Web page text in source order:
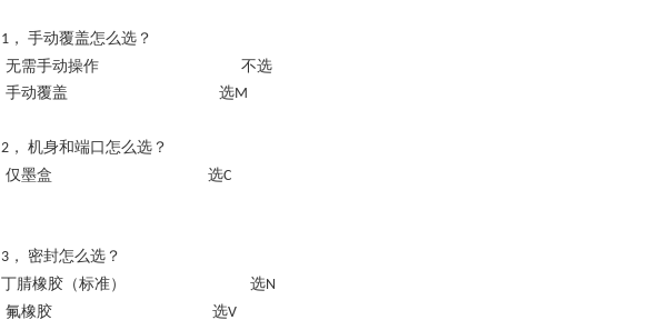
1， 手动覆盖怎么选？
无需手动操作 不选
手动覆盖 选M
2， 机身和端口怎么选？
仅墨盒 选C
3， 密封怎么选？
丁腈橡胶（标准）
选N
氟橡胶 选V